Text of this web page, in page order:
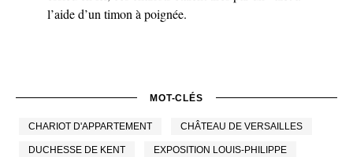
l’aide d’un timon à poignée.
MOT-CLÉS
CHARIOT D'APPARTEMENT CHÂTEAU DE VERSAILLES
DUCHESSE DE KENT EXPOSITION LOUIS-PHILIPPE